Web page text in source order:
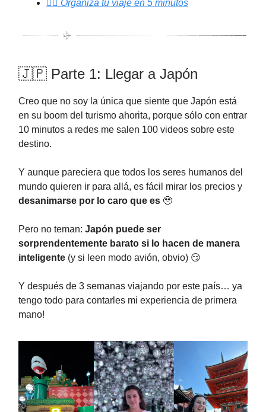
✍🏻 Organiza tu viaje en 5 minutos
🇯🇵 Parte 1: Llegar a Japón
Creo que no soy la única que siente que Japón está
en su boom del turismo ahorita, porque sólo con entrar
10 minutos a redes me salen 100 videos sobre este
destino.
Y aunque pareciera que todos los seres humanos del
mundo quieren ir para allá, es fácil mirar los precios y
desanimarse por lo caro que es 🥹
Pero no teman: Japón puede ser
sorprendentemente barato si lo hacen de manera
inteligente (y si leen modo avión, obvio) 😏
Y después de 3 semanas viajando por este país… ya
tengo todo para contarles mi experiencia de primera
mano!